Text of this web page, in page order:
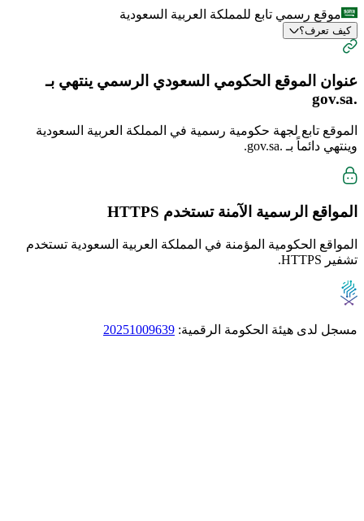
موقع رسمي تابع للمملكة العربية السعودية
كيف تعرف؟
عنوان الموقع الحكومي السعودي الرسمي ينتهي بـ
.gov.sa
الموقع تابع لجهة حكومية رسمية في المملكة العربية السعودية
وينتهي دائماً بـ .gov.sa
.
المواقع الرسمية الآمنة تستخدم HTTPS
المواقع الحكومية المؤمنة في المملكة العربية السعودية تستخدم
تشفير HTTPS.
مسجل لدى هيئة الحكومة الرقمية: 20251009639